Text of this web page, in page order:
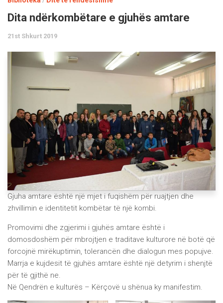
Dita ndërkombëtare e gjuhës amtare
21st Shkurt 2019
Gjuha amtare është një mjet i fuqishëm për ruajtjen dhe
zhvillimin e identitetit kombëtar të një kombi.
Promovimi dhe zgjerimi i gjuhës amtare është i
domosdoshëm për mbrojtjen e traditave kulturore në botë që
forcojnë mirëkuptimin, tolerancën dhe dialogun mes popujve.
Marrja e kujdesit të gjuhës amtare është një detyrim i shenjtë
për të gjithë ne.
Në Qendrën e kulturës – Kërçovë u shënua ky manifestim.